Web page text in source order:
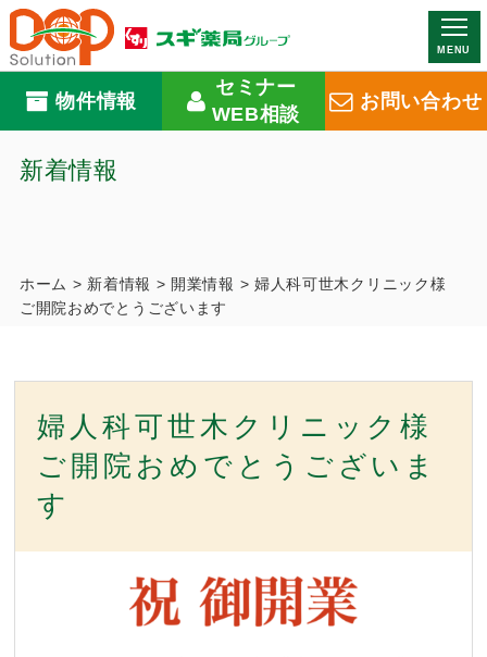
MENU
物件情報
セミナー
WEB相談
お問い合わせ
新着情報
ホーム > 新着情報 > 開業情報 > 婦人科可世木クリニック様
ご開院おめでとうございます
婦人科可世木クリニック様
ご開院おめでとうございま
す